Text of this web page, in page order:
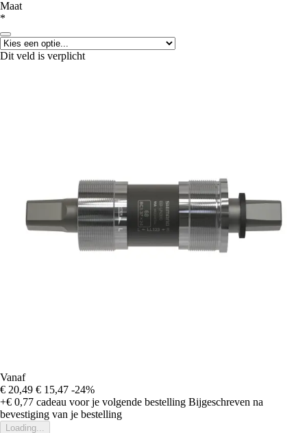
Maat
*
Dit veld is verplicht
Vanaf
€ 20,49 € 15,47 -24%
+€ 0,77 cadeau voor je volgende bestelling Bijgeschreven na
bevestiging van je bestelling
Loading...